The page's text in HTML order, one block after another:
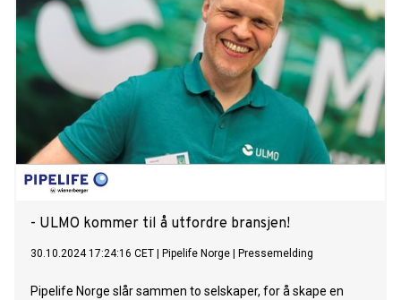
flere store olje-, gass- og energiprosjekter i landet.
Energiministeren rapporterte om situasjonen i
fyringssesongen og forsyningen gjennom landets
eksisterende varme- og energianlegg. Tokayev ba
energiministeren å følge opp utfordringene i
fyringssesongen og bruke de potensielle mulighetene
moderniseringen av landets energiinfrastruktur tilbyr.
Presidenten hadde spesiell fokus på viktigheten av å
fremskynde landets byggeprosjekt innen atomkraft. I
oktober 2024 vedtok Kasakhstans befolkning gjennom en
folkeavstemning å bygge landets første atomkraftverk.
- ULMO kommer til å utfordre bransjen!
30.10.2024 17:24:16 CET Pipelife Norge Pressemelding
Pipelife Norge slår sammen to selskaper, for å skape en